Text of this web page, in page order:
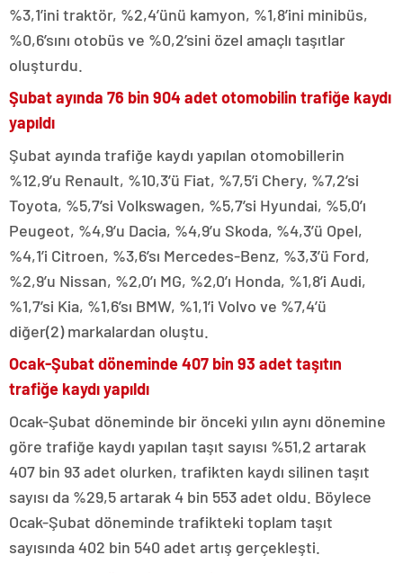
%3,1’ini traktör, %2,4’ünü kamyon, %1,8’ini minibüs,
%0,6’sını otobüs ve %0,2’sini özel amaçlı taşıtlar
oluşturdu.
Şubat ayında 76 bin 904 adet otomobilin trafiğe kaydı
yapıldı
Şubat ayında trafiğe kaydı yapılan otomobillerin
%12,9’u Renault, %10,3’ü Fiat, %7,5’i Chery, %7,2’si
Toyota, %5,7’si Volkswagen, %5,7’si Hyundai, %5,0’ı
Peugeot, %4,9’u Dacia, %4,9’u Skoda, %4,3’ü Opel,
%4,1’i Citroen, %3,6’sı Mercedes-Benz, %3,3’ü Ford,
%2,9’u Nissan, %2,0’ı MG, %2,0’ı Honda, %1,8’i Audi,
%1,7’si Kia, %1,6’sı BMW, %1,1’i Volvo ve %7,4’ü
diğer(2) markalardan oluştu.
Ocak-Şubat döneminde 407 bin 93 adet taşıtın
trafiğe kaydı yapıldı
Ocak-Şubat döneminde bir önceki yılın aynı dönemine
göre trafiğe kaydı yapılan taşıt sayısı %51,2 artarak
407 bin 93 adet olurken, trafikten kaydı silinen taşıt
sayısı da %29,5 artarak 4 bin 553 adet oldu. Böylece
Ocak-Şubat döneminde trafikteki toplam taşıt
sayısında 402 bin 540 adet artış gerçekleşti.